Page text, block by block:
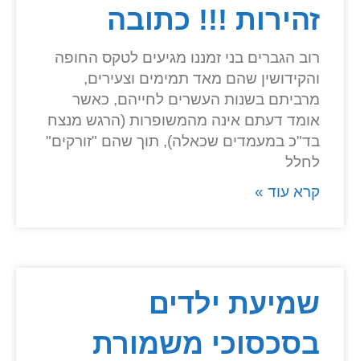
זהירות !!! כתובה
רוב הגברים בני זמננו מגיעים לטקס החופה
והקידושין שהם מאד תמימים וצעירים,
מרביתם בשנות העשרים לחייהם, כאשר
אומד דעתם אינה מהמשופרות (הרגש מנצח
בד"כ במעמדים שכאלה), תוך שהם "זורקים"
לחלל
קרא עוד »
שמיעת ילדים
בסכסוכי משמורת